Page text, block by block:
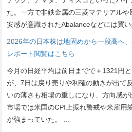
た。一方で非鉄金属の三菱マテリアルや
安感が意識されたAbalanceなどには買い
2026年の日本株は地固めから一段高へ
レポート閲覧はこちら
今月の日経平均は前日までで＋1321円
が、7日は戻り売りや利確の動きが出て
いの薄さも相場の重しになり、方向感が
市場では米国のCPI上振れ警戒や米雇用
が強まっていた。